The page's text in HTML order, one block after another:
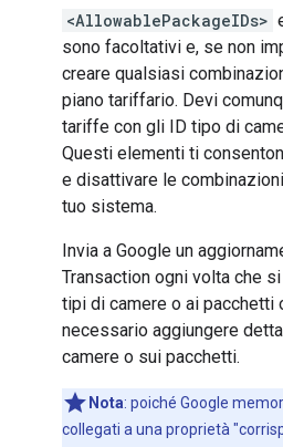
<AllowablePackageIDs>
sono facoltativi e, se non
creare qualsiasi
piano tariffario. Devi
tariffe con gli ID tipo di
Questi elementi ti
e disattivare le
tuo sistema.
Invia a Google un
Transaction ogni volta che
tipi di camere o ai pacchetti
necessario aggiungere
camere o sui pacchetti.
Nota: poiché Google
collegati a una proprietà